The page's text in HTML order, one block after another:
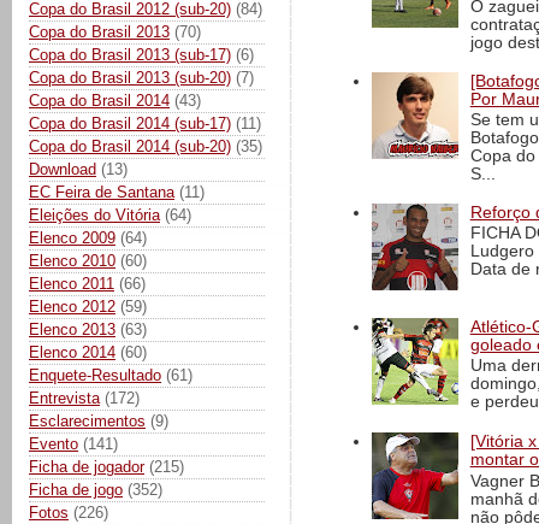
Copa do Brasil 2012 (sub-20) (84)
Copa do Brasil 2013 (70)
Copa do Brasil 2013 (sub-17) (6)
Copa do Brasil 2013 (sub-20) (7)
Copa do Brasil 2014 (43)
Copa do Brasil 2014 (sub-17) (11)
Copa do Brasil 2014 (sub-20) (35)
Download (13)
EC Feira de Santana (11)
Eleições do Vitória (64)
Elenco 2009 (64)
Elenco 2010 (60)
Elenco 2011 (66)
Elenco 2012 (59)
Elenco 2013 (63)
Elenco 2014 (60)
Enquete-Resultado (61)
Entrevista (172)
Esclarecimentos (9)
Evento (141)
Ficha de jogador (215)
Ficha de jogo (352)
Fotos (226)
O
jogo
Por
Se tem
Copa
S...
Reforço
FICHA
Data de
Atlético-
goleado
Uma
e
[Vitória
montar
Vagner
manhã
não